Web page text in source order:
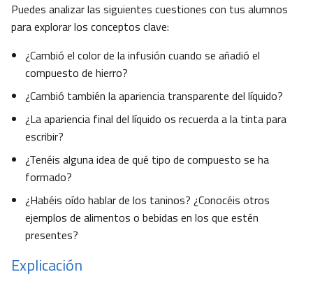
Puedes analizar las siguientes cuestiones con tus alumnos
para explorar los conceptos clave:
¿Cambió el color de la infusión cuando se añadió el
compuesto de hierro?
¿Cambió también la apariencia transparente del líquido?
¿La apariencia final del líquido os recuerda a la tinta para
escribir?
¿Tenéis alguna idea de qué tipo de compuesto se ha
formado?
¿Habéis oído hablar de los taninos? ¿Conocéis otros
ejemplos de alimentos o bebidas en los que estén
presentes?
Explicación